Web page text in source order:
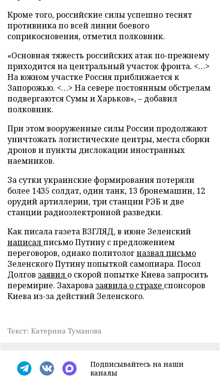
Кроме того, российские силы успешно теснят
противника по всей линии боевого
соприкосновения, отметил полковник.
«Основная тяжесть российских атак по-прежнему
приходится на центральный участок фронта. <…>
На южном участке Россия приближается к
Запорожью. <…> На севере постоянным обстрелам
подвергаются Сумы и Харьков», – добавил
полковник.
При этом вооруженные силы России продолжают
уничтожать логистические центры, места сборки
дронов и пункты дислокации иностранных
наемников.
За сутки украинские формирования потеряли
более 1435 солдат, один танк, 13 бронемашин, 12
орудий артиллерии, три станции РЭБ и две
станции радиоэлектронной разведки.
Как писала газета ВЗГЛЯД, в июне Зеленский
написалписьмо Путину с предложением
переговоров, однако политолог назвал письмо
Зеленского Путину попыткой самопиара. Посол
Долгов заявил о скорой попытке Киева запросить
перемирие. Захарова заявила о страхе спонсоров
Киева из-за действий Зеленского.
Текст: Катерина Туманова
Подписывайтесь на наши
каналы